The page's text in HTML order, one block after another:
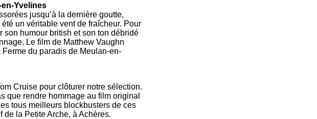
Yvelines
jusqu’à la dernière goutte,
un véritable vent de fraîcheur. Pour
son humour british et son ton débridé
Le film de Matthew Vaughn
du paradis de Meulan-en-
Cruise pour clôturer notre sélection.
que rendre hommage au film original
tous meilleurs blockbusters de ces
la Petite Arche, à Achères.